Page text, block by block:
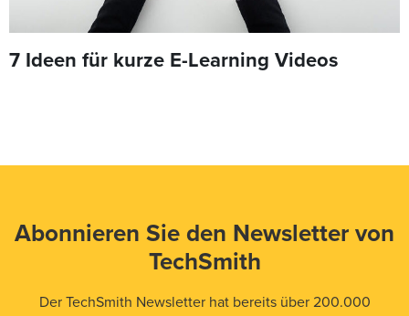
7 Ideen für kurze E-Learning Videos
Abonnieren Sie den Newsletter von
TechSmith
Der TechSmith Newsletter hat bereits über 200.000